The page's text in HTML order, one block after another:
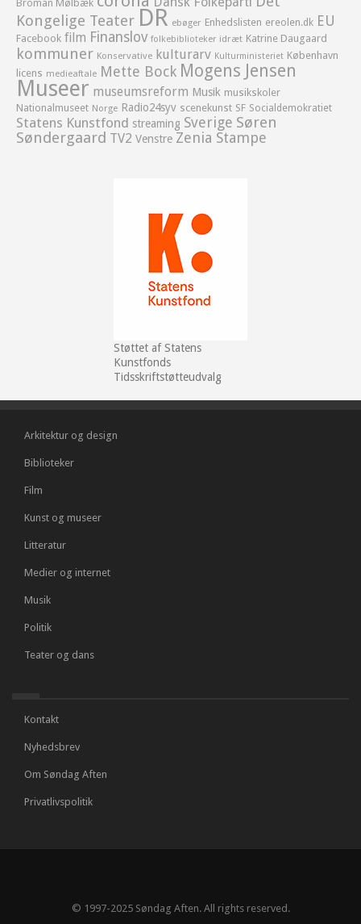
Broman Mølbæk
Kongelige Teater DR ebøger Enhedslisten ereolen.dk EU
Facebook film Finanslov folkebiblioteker idræt Katrine Daugaard
kommuner Konservative kulturarv Kulturministeriet København
licens medieaftale Mette Bock Mogens Jensen
Museer museumsreform Musik musikskoler
Nationalmuseet Norge Radio24syv scenekunst SF Socialdemokratiet
Statens Kunstfond streaming Sverige Søren
Søndergaard TV2 Venstre Zenia Stampe
Støttet af Statens
Kunstfonds
Tidsskriftstøtteudvalg
Arkitektur og design
Biblioteker
Film
Kunst og museer
Litteratur
Medier og internet
Musik
Politik
Teater og dans
Kontakt
Nyhedsbrev
Om Søndag Aften
Privatlivspolitik
© 1997-2025 Søndag Aften. All rights reserved.